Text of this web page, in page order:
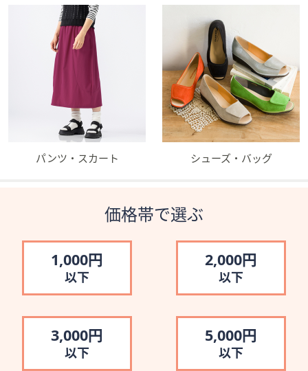
パンツ・スカート シューズ・バッグ
価格帯で選ぶ
1,000円
以下
2,000円
以下
3,000円
以下
5,000円
以下